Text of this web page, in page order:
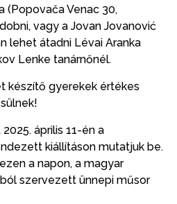
(Popovača Venac 30,
vagy a Jovan Jovanović
lehet átadni Lévai Aranka
Lenke tanárnőnél.
készítő gyerekek értékes
április 11-én a
kiállításon mutatjuk be.
a napon, a magyar
szervezett ünnepi műsor